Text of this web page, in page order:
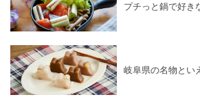
プチっと鍋で好き
岐阜県の名物とい